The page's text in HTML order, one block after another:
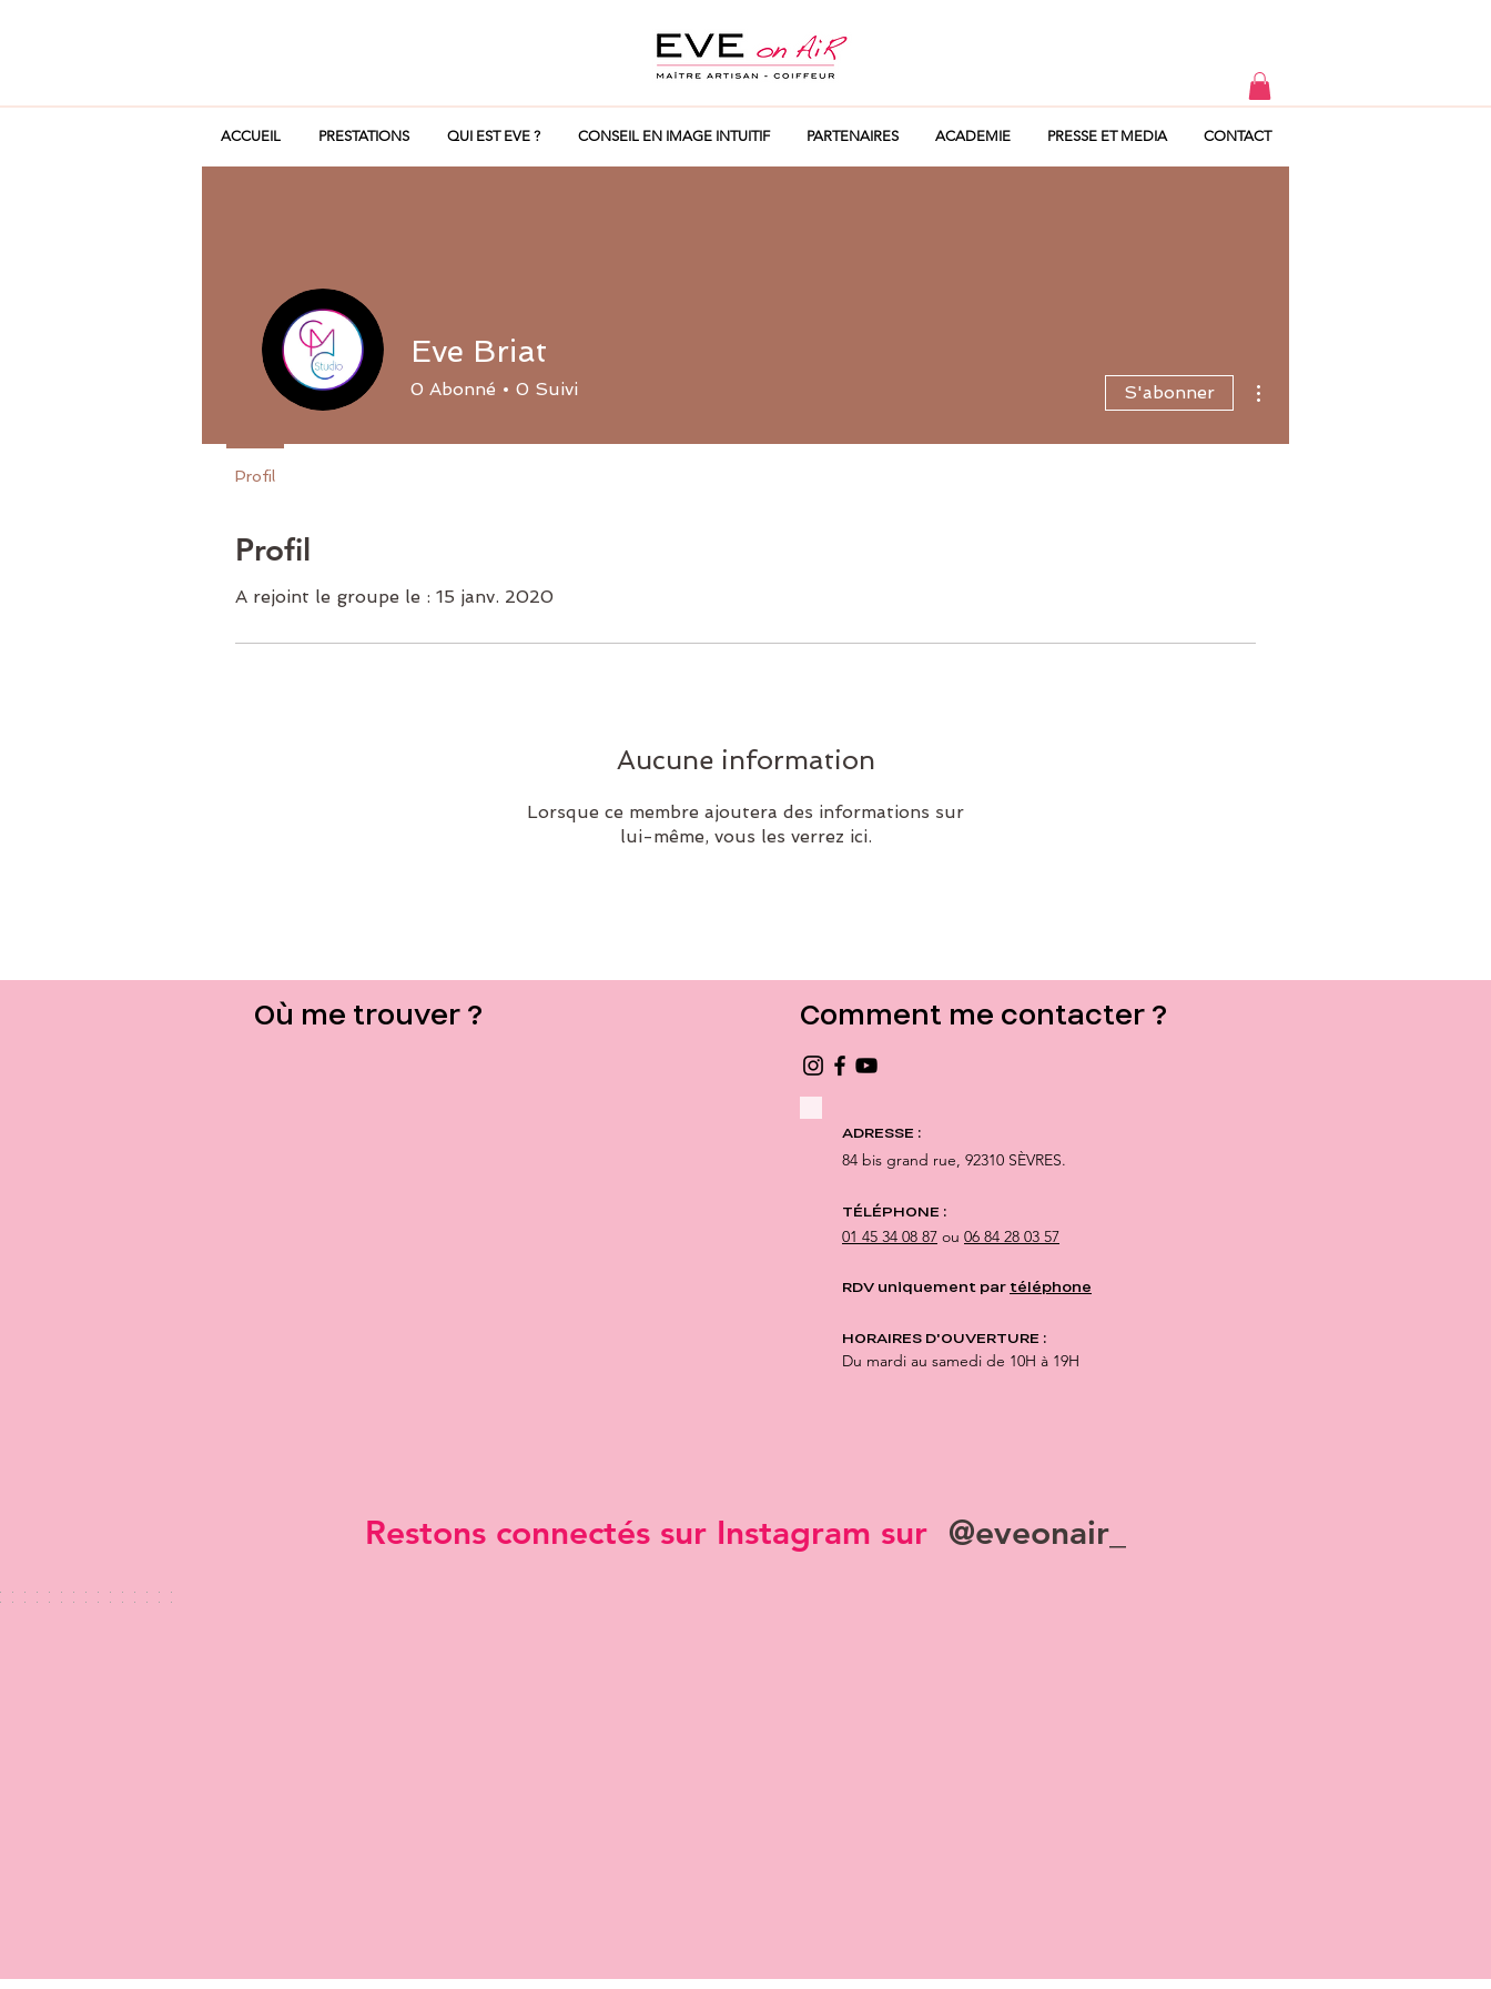
ACCUEIL PRESTATIONS QUI EST EVE ? CONSEIL EN IMAGE INTUITIF PARTENAIRES ACADEMIE PRESSE ET MEDIA CONTACT
Profil
A rejoint le groupe le : 15 janv. 2020
Aucune information
Lorsque ce membre ajoutera des informations sur
lui-même, vous les verrez ici.
Eve Briat
0 Abonné 0 Suivi S'abonner
Profil
Où me trouver ? Comment me contacter ?
ADRESSE :
84 bis grand rue, 92310 SÈVRES.
TÉLÉPHONE :
01 45 34 08 87 ou 06 84 28 03 57
RDV uniquement par téléphone
HORAIRES D'OUVERTURE :
Du mardi au samedi de 10H à 19H
Restons connectés sur Instagram sur @eveonair_